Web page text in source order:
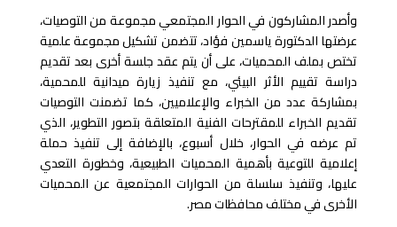
وأصدر المشاركون في الحوار المجتمعي مجموعة من التوصيات،
عرضتها الدكتورة ياسمين فؤاد، تتضمن تشكيل مجموعة علمية
تختص بملف المحميات، على أن يتم عقد جلسة أخرى بعد تقديم
دراسة تقييم الأثر البيئي، مع تنفيذ زيارة ميدانية للمحمية،
بمشاركة عدد من الخبراء والإعلاميين، كما تضمنت التوصيات
تقديم الخبراء للمقترحات الفنية المتعلقة بتصور التطوير، الذي
تم عرضه في الحوار، خلال أسبوع، بالإضافة إلى تنفيذ حملة
إعلامية للتوعية بأهمية المحميات الطبيعية، وخطورة التعدي
عليها، وتنفيذ سلسلة من الحوارات المجتمعية عن المحميات
الأخرى في مختلف محافظات مصر.